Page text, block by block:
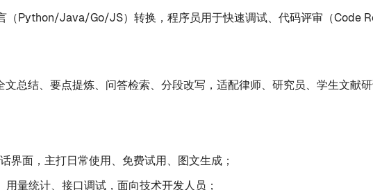
（Python/Java/Go/JS）转换，程序员用于快速调试、代码评审（Code
总结、要点提炼、问答检索、分段改写，适配律师、研究员、学生文献
界面，主打日常使用、免费试用、图文生成；
用量统计、接口调试，面向技术开发人员；